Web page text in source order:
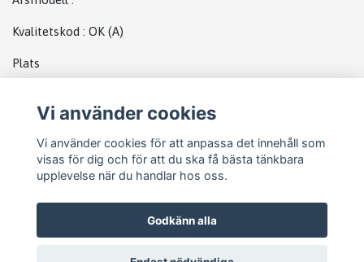
Kvalitetskod : OK (A)
Plats
Vi använder cookies
Vi använder cookies för att anpassa det innehåll som
visas för dig och för att du ska få bästa tänkbara
upplevelse när du handlar hos oss.
Godkänn alla